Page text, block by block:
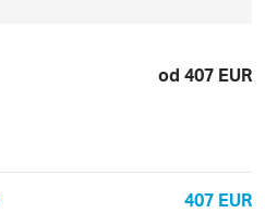
od 407 EUR
407 EUR